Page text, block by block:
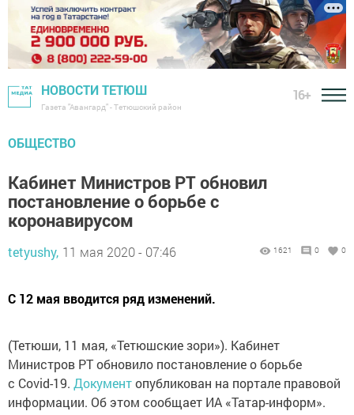
НОВОСТИ ТЕТЮШ
Газета "Авангард" - Тетюшский район
16+
ОБЩЕСТВО
Кабинет Министров РТ обновил
постановление о борьбе с
коронавирусом
tetyushy, 11 мая 2020 - 07:46 1621 0 0
С 12 мая вводится ряд изменений.
(Тетюши, 11 мая, «Тетюшские зори»). Кабинет
Министров РТ обновило постановление о борьбе
с Covid-19. Документопубликован на портале правовой
информации. Об этом сообщает ИА «Татар-информ».